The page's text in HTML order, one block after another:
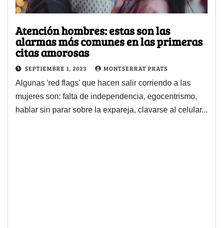
Atención hombres: estas son las
alarmas más comunes en las primeras
citas amorosas
SEPTIEMBRE 1, 2023 MONTSERRAT PRATS
Algunas 'red flags' que hacen salir corriendo a las
mujeres son: falta de independencia, egocentrismo,
hablar sin parar sobre la expareja, clavarse al celular...